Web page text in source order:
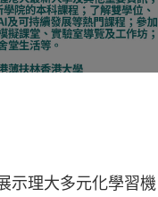
示理大多元化學習機